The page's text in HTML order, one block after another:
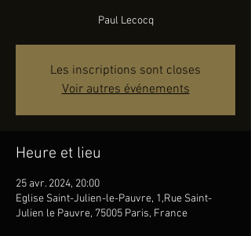
Paul Lecocq
Les inscriptions sont closes
Voir autres événements
Heure et lieu
25 avr. 2024, 20:00
Eglise Saint-Julien-le-Pauvre, 1,Rue Saint-
Julien le Pauvre, 75005 Paris, France